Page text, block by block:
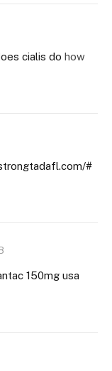
cialis do how
#
150mg usa